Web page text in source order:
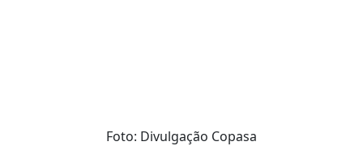
Foto: Divulgação Copasa